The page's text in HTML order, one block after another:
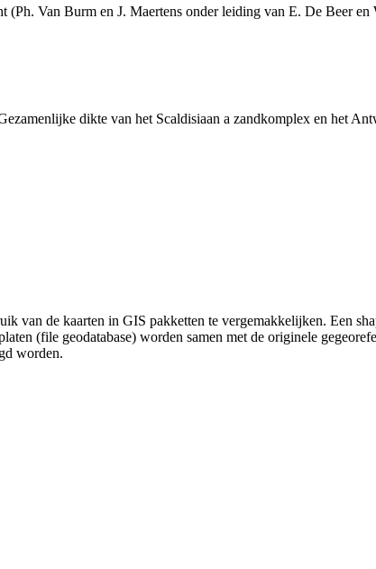
Van Burm en J. Maertens onder leiding van E. De Beer en
dikte van het Scaldisiaan a zandkomplex en het
van de kaarten in GIS pakketten te vergemakkelijken. Een
(file geodatabase) worden samen met de originele
worden.